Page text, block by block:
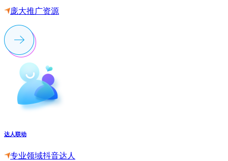
庞大推广资源
达人联动
专业领域抖音达人